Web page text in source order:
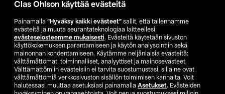
Clas Ohlson käyttää evästeitä
Painamalla ”Hyväksy kaikki evästeet” sallit, että tallennamme
evästeitä ja muuta seurantateknologiaa laitteellesi
evästeselosteemme mukaisesti. Evästeitä käytetään sivuston
käyttökokemuksen parantamiseen ja käytön analysointiin sekä
mainonnan kohdentamiseen. Käytämme neljänlaisia evästeitä:
välttämättömät, toiminnalliset, analyyttiset ja mainosevästeet.
Välttämättömiin evästeisiin ei tarvita suostumustasi, sillä ne ovat
välttämättömiä verkkosivuston sisällön toimimisen kannalta. Voit
halutessasi muuttaa asetuksiasi painamalla Asetukset. Evästeiden
Etsi myymälä
SE NO FI
FI SV